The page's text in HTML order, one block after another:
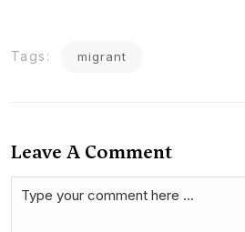
Tags: migrant
Leave A Comment